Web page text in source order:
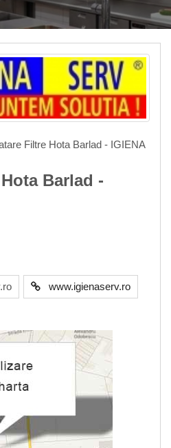
Filtre Hota Barlad - IGIENA
Barlad -
www.igienaserv.ro